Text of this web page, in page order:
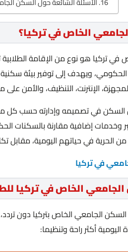
الخاص في تركيا؟
تركيا هو نوع من الإقامة
ويهدف إلى توفير بيئة
الإنترنت، التنظيف، والأمن على
السكن في تصميمه وإدارته حسب
إضافية مقارنة بالسكنات
الحرية في حياتهم اليومية، مقابل
في تركيا
الخاص في تركيا
الجامعي الخاص بتركيا دون
أكثر راحة وتنظيما: